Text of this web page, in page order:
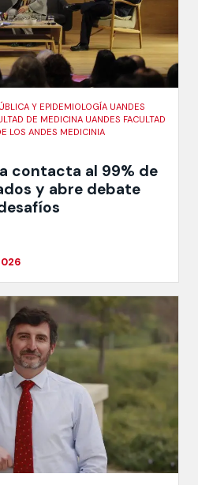
Y EPIDEMIOLOGÍA UANDES
DE MEDICINA UANDES FACULTAD
LOS ANDES MEDICINIA
contacta al 99% de
y abre debate